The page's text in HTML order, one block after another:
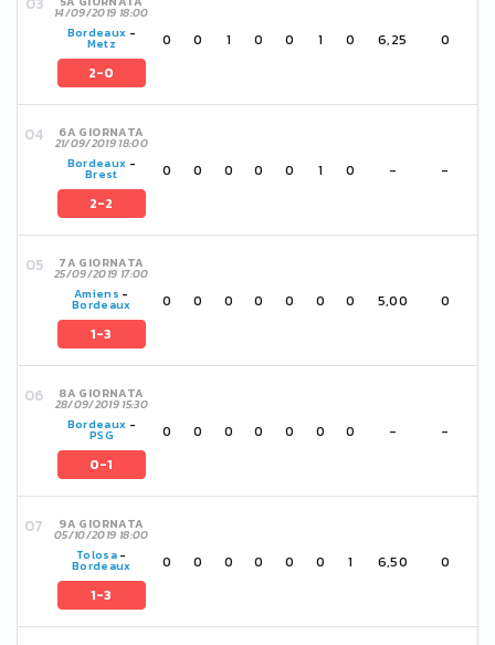
14/09/2019 18:00
Bordeaux -
Metz
2-0
0 0 1 0 0 1 0 6,25 0
6A GIORNATA
21/09/2019 18:00
Bordeaux -
Brest
2-2
0 0 0 0 0 1 0 - -
7A GIORNATA
25/09/2019 17:00
Amiens -
Bordeaux
1-3
0 0 0 0 0 0 0 5,00 0
8A GIORNATA
28/09/2019 15:30
Bordeaux -
PSG
0-1
0 0 0 0 0 0 0 - -
9A GIORNATA
05/10/2019 18:00
Tolosa -
Bordeaux
1-3
0 0 0 0 0 0 1 6,50 0